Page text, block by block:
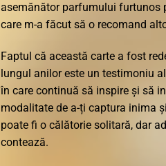
asemănător parfumului furtunos
care m-a făcut să o recomand
Faptul că această carte a fost
lungul anilor este un testimoniu
în care continuă să inspire și să
modalitate de a-ți captura inima
poate fi o călătorie solitară, dar
contează.